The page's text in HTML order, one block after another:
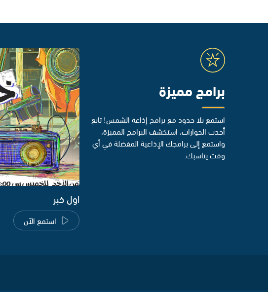
برامج مميزة
استمع بلا حدود مع برامج إذاعة الشمس! تابع
أحدث الحوارات، استكشف البرامج المميزة،
واستمع إلى برامجك الإذاعية المفضلة في أي
وقت يناسبك.
اول خبر
استمع الآن